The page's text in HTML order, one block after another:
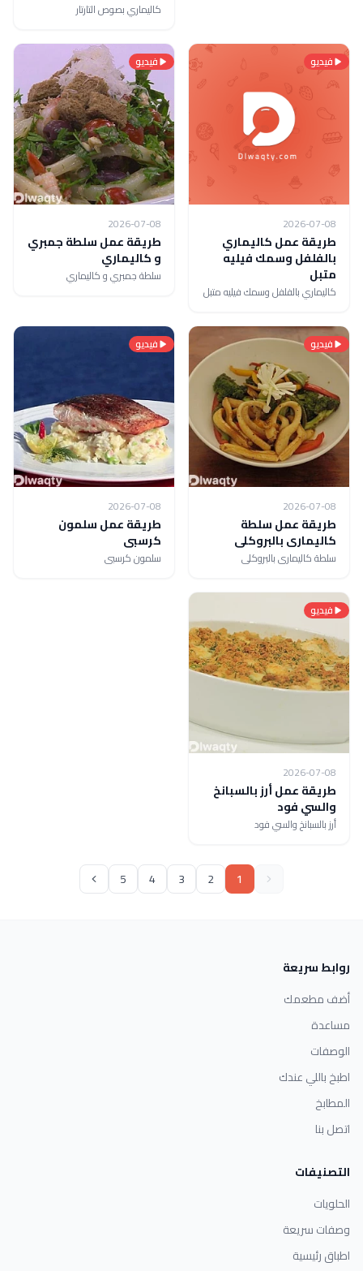
كاليماري بصوص التارتار
فيديو
2026-07-08
طريقة عمل كاليماري
بالفلفل وسمك فيليه
متبل
كاليماري بالفلفل وسمك فيليه متبل
فيديو
2026-07-08
طريقة عمل سلطة جمبري
و كاليماري
سلطة جمبري و كاليماري
فيديو
2026-07-08
طريقة عمل سلطة
كاليمارى بالبروكلى
سلطة كاليمارى بالبروكلى
فيديو
2026-07-08
طريقة عمل سلمون
كرسبى
سلمون كرسبى
فيديو
2026-07-08
طريقة عمل أرز بالسبانخ
والسي فود
أرز بالسبانخ والسي فود
1
2
3
4
5
روابط سريعة
أضف مطعمك
مساعدة
الوصفات
اطبخ باللي عندك
المطابخ
اتصل بنا
التصنيفات
الحلويات
وصفات سريعة
اطباق رئيسية